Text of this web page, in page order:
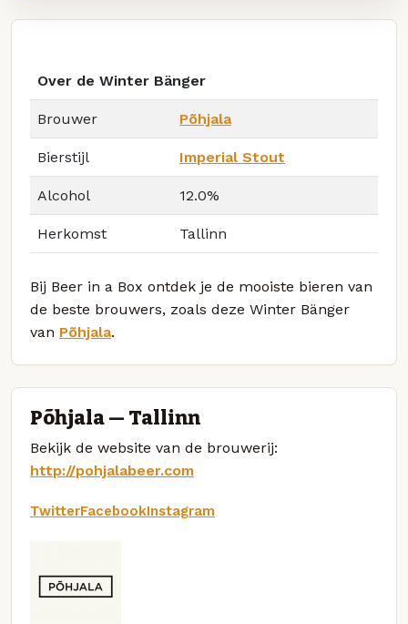
Over de Winter Bänger
Brouwer Põhjala
Bierstijl Imperial Stout
Alcohol 12.0%
Herkomst Tallinn
Bij Beer in a Box ontdek je de mooiste bieren van
de beste brouwers, zoals deze Winter Bänger
van Põhjala.
Põhjala — Tallinn
Bekijk de website van de brouwerij:
http://pohjalabeer.com
TwitterFacebookInstagram